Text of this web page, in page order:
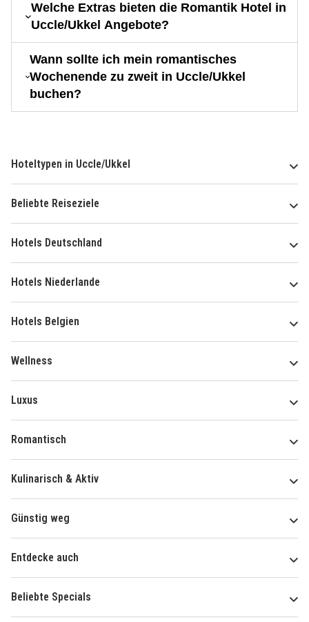
Welche Extras bieten die Romantik Hotel in
Uccle/Ukkel Angebote?
Wann sollte ich mein romantisches
Wochenende zu zweit in Uccle/Ukkel
buchen?
Hoteltypen in Uccle/Ukkel
Beliebte Reiseziele
Hotels Deutschland
Hotels Niederlande
Hotels Belgien
Wellness
Luxus
Romantisch
Kulinarisch & Aktiv
Günstig weg
Entdecke auch
Beliebte Specials